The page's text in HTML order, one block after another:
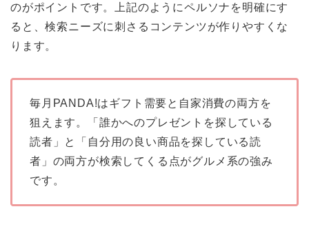
のがポイントです。上記のようにペルソナを明確にす
ると、検索ニーズに刺さるコンテンツが作りやすくな
ります。
毎月PANDA!はギフト需要と自家消費の両方を
狙えます。「誰かへのプレゼントを探している
読者」と「自分用の良い商品を探している読
者」の両方が検索してくる点がグルメ系の強み
です。